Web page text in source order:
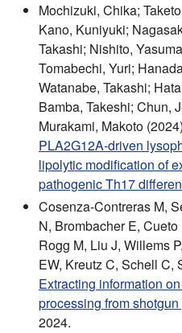
Mochizuki, Chika;
Kano, Kuniyuki;
Takashi; Nishito,
Tomabechi, Yuri;
Watanabe, Takashi;
Bamba, Takeshi; Chun,
Murakami, Makoto
PLA2G12A-driven
lipolytic modification of
pathogenic Th17
Cosenza-Contreras M,
N, Brombacher E,
Rogg M, Liu J, Willems
EW, Kreutz C, Schell C,
Extracting information
processing from
2024.